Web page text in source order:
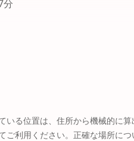
分
いる位置は、住所から機械的に
ご利用ください。正確な場所につ